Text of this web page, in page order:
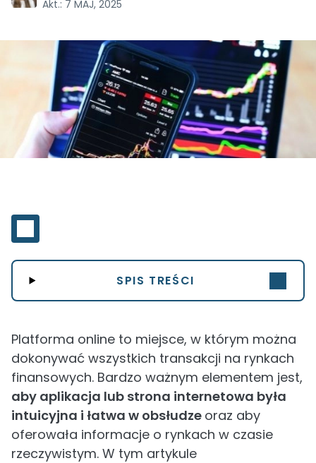
Akt.: 7 MAJ, 2025
SPIS TREŚCI
Platforma online to miejsce, w którym można
dokonywać wszystkich transakcji na rynkach
finansowych. Bardzo ważnym elementem jest,
aby aplikacja lub strona internetowa była
intuicyjna i łatwa w obsłudze oraz aby
oferowała informacje o rynkach w czasie
rzeczywistym. W tym artykule